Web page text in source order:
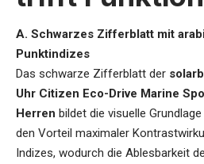
A. Schwarzes Zifferblatt mit
Punktindizes
Das schwarze Zifferblatt der
Uhr Citizen Eco-Drive Marine
Herren bildet die visuelle
den Vorteil maximaler
Indizes, wodurch die Ablesbarkeit